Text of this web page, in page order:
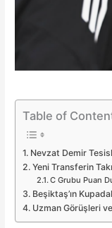
Table of
Nevzat Demir
Yeni Transferin
C Grubu Puan
Beşiktaş’ın
Uzman Görüşleri